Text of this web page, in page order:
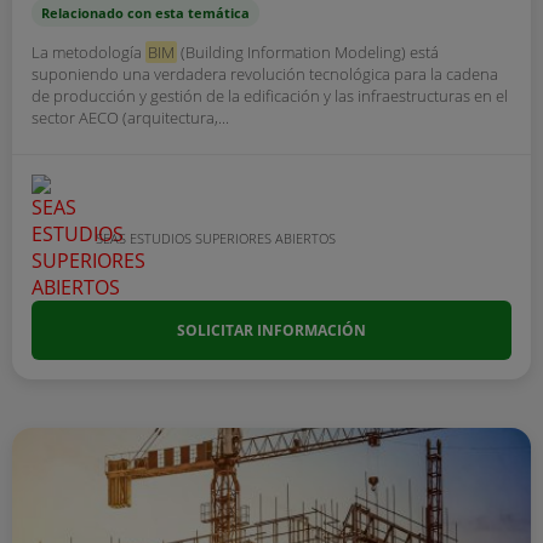
Relacionado con esta temática
La metodología BIM (Building Information Modeling) está
suponiendo una verdadera revolución tecnológica para la cadena
de producción y gestión de la edificación y las infraestructuras en el
sector AECO (arquitectura,...
SEAS ESTUDIOS SUPERIORES ABIERTOS
SOLICITAR INFORMACIÓN